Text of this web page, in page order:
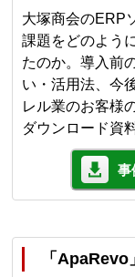
大塚商会のERP
課題をどのよう
たのか。導入前
い・活用法、今
レル業のお客様
ダウンロード資
事
「